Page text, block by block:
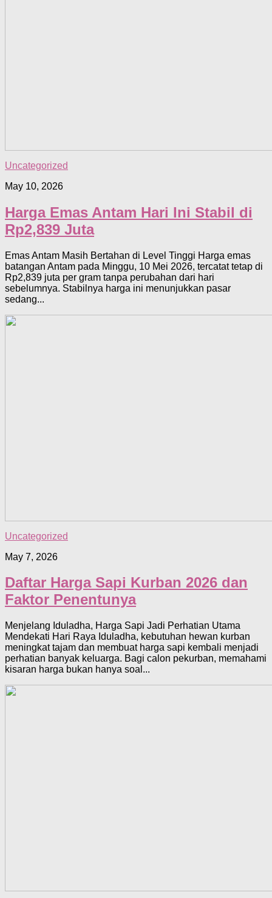
Uncategorized
May 10, 2026
Harga Emas Antam Hari Ini Stabil di
Rp2,839 Juta
Emas Antam Masih Bertahan di Level Tinggi Harga emas
batangan Antam pada Minggu, 10 Mei 2026, tercatat tetap di
Rp2,839 juta per gram tanpa perubahan dari hari
sebelumnya. Stabilnya harga ini menunjukkan pasar
sedang...
Uncategorized
May 7, 2026
Daftar Harga Sapi Kurban 2026 dan
Faktor Penentunya
Menjelang Iduladha, Harga Sapi Jadi Perhatian Utama
Mendekati Hari Raya Iduladha, kebutuhan hewan kurban
meningkat tajam dan membuat harga sapi kembali menjadi
perhatian banyak keluarga. Bagi calon pekurban, memahami
kisaran harga bukan hanya soal...